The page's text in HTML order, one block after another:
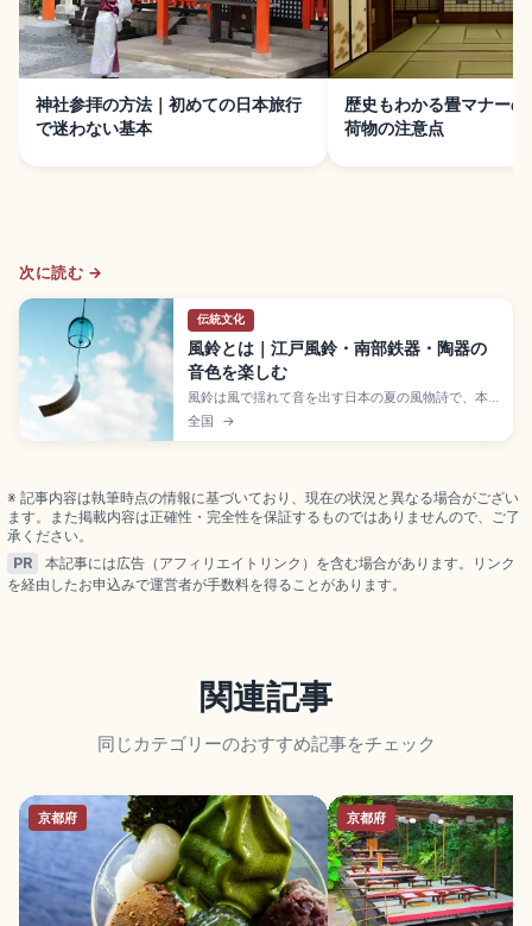
神社参拝の方法｜初めての日本旅行
で迷わない基本
歴史もわかる畳マナー
荷物の注意点
次に読む →
伝統文化
風鈴とは｜江戸風鈴・南部鉄器・陶器の
音色を楽しむ
風鈴は風で揺れて音を出す日本の夏の風物詩で、本
体・舌(ぜつ)・短冊の3つで構成。ルーツは古代中国
の青銅鐘「占風鐸」とされ、仏教とともに伝来。ガ
全国 →
※ 記事内容は執筆時点の情報に基づいており、現在の状況と異なる場合がござい
ます。また掲載内容は正確性・完全性を保証するものではありませんので、ご了
承ください。
PR
本記事には広告（アフィリエイトリンク）を含む場合があります。リンク
を経由したお申込みで運営者が手数料を得ることがあります。
関連記事
同じカテゴリーのおすすめ記事をチェック
京都府 京都府